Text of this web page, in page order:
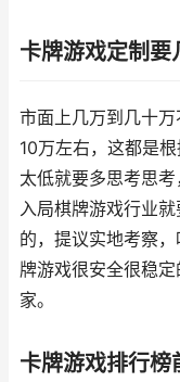
卡牌游戏定制要
市面上几万到几十
10万左右，这都是
太低就要多思考思
入局棋牌游戏行业
的，提议实地考察
牌游戏很安全很稳
家。
卡牌游戏排行榜